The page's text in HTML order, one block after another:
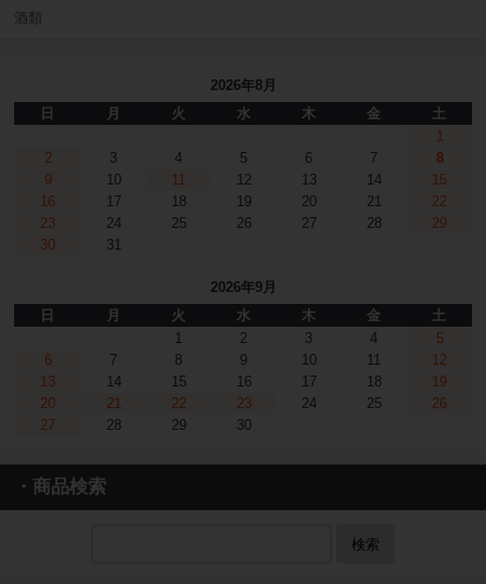
酒類
2026年8月
日
月 火 水 木 金
土
1
2
3 4 5 6 7
8
9
10 11 12 13 14
15
16
17 18 19 20 21
22
23
24 25 26 27 28
29
30
31
2026年9月
日
月 火 水 木 金
土
1
2 3 4
5
6
7 8 9 10 11
12
13
14 15 16 17 18
19
20
21 22 23 24 25
26
27
28 29 30
・商品検索
検索